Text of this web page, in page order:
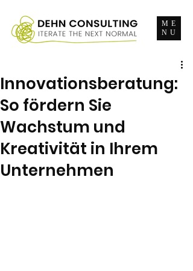
ME
NU
Innovationsberatung:
So fördern Sie
Wachstum und
Kreativität in Ihrem
Unternehmen